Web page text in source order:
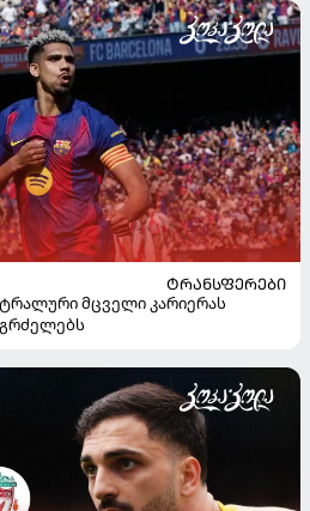
ᲢᲠᲐᲜᲡᲤᲔᲠᲔᲑᲘ
მცველი კარიერას